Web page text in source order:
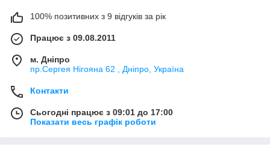
100% позитивних з 9 відгуків за рік
Працює з 09.08.2011
м. Дніпро
пр.Сергея Нігояна 62 , Дніпро, Україна
Контакти
Сьогодні працює з 09:01 до 17:00
Показати весь графік роботи